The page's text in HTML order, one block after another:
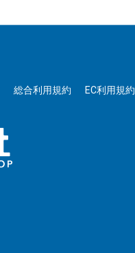
総合利用規約 EC利用規約